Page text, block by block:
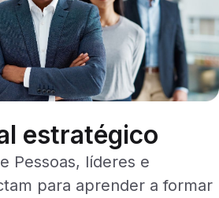
estratégico
Pessoas, líderes e
para aprender a formar